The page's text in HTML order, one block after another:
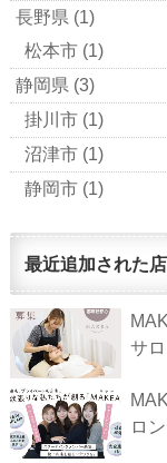
長野県 (1)
松本市 (1)
静岡県 (3)
掛川市 (1)
沼津市 (1)
静岡市 (1)
最近追加された
サ
ロン